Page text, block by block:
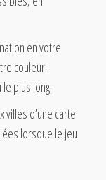
en votre
couleur.
plus long.
d’une carte
lorsque le jeu